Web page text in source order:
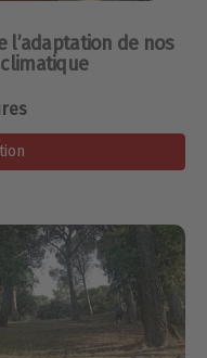
l’adaptation de nos